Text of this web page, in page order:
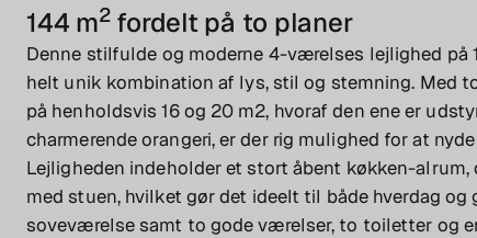
144 m2fordelt på to planer
Denne stilfulde og moderne 4-værelses lejlighed på
helt unik kombination af lys, stil og stemning. Med
på henholdsvis 16 og 20 m2, hvoraf den ene er
charmerende orangeri, er der rig mulighed for at
Lejligheden indeholder et stort åbent køkken-alrum,
med stuen, hvilket gør det ideelt til både hverdag og
soveværelse samt to gode værelser, to toiletter og